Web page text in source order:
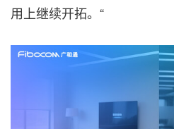
用上继续开拓。 “